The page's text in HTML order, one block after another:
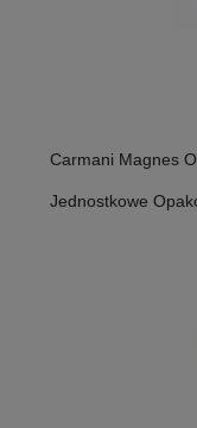
Carmani Magnes
Jednostkowe